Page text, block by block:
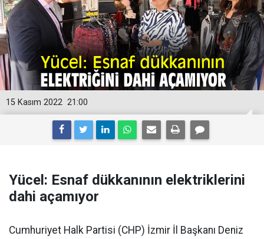
21:00
15 Kasım 2022
Yücel: Esnaf dükkanının elektriklerini
dahi açamıyor
Cumhuriyet Halk Partisi (CHP) İzmir İl Başkanı Deniz